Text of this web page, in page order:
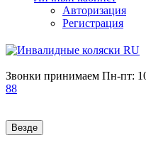
Авторизация
Регистрация
Звонки принимаем Пн-пт:
88
Везде